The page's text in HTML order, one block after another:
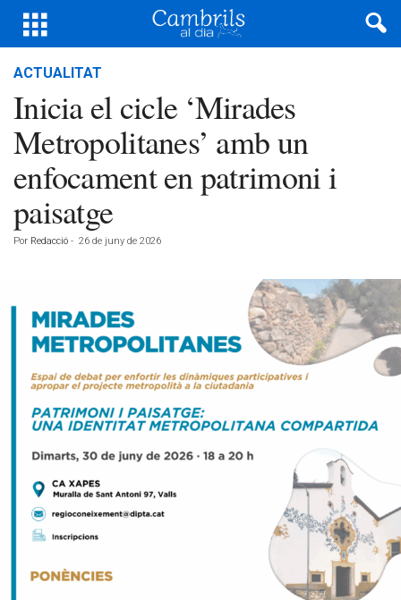
ACTUALITAT
Inicia el cicle ‘Mirades
Metropolitanes’ amb un
enfocament en patrimoni i
paisatge
Por Redacció - 26 de juny de 2026